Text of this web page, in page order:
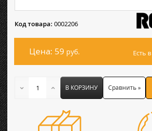
Код товара: 0002206
Цена: 59 руб. Есть
В КОРЗИНУ Сравнить »